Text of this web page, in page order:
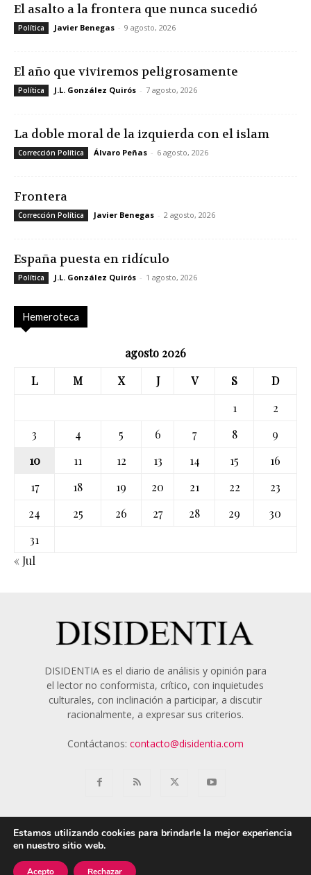
El asalto a la frontera que nunca sucedió
Política Javier Benegas - 9 agosto, 2026
El año que viviremos peligrosamente
Política J.L. González Quirós - 7 agosto, 2026
La doble moral de la izquierda con el islam
Corrección Política Álvaro Peñas - 6 agosto, 2026
Frontera
Corrección Política Javier Benegas - 2 agosto, 2026
España puesta en ridículo
Política J.L. González Quirós - 1 agosto, 2026
Hemeroteca
agosto 2026
L
M X J V S
D
1
2
3
4 5 6 7 8
9
10
11 12 13 14 15
16
17
18 19 20 21 22
23
24
25 26 27 28 29
30
31
« Jul
DISIDENTIA es el diario de análisis y opinión para
el lector no conformista, crítico, con inquietudes
culturales, con inclinación a participar, a discutir
racionalmente, a expresar sus criterios.
Contáctanos: contacto@disidentia.com
Estamos utilizando cookies para brindarle la mejor experiencia
en nuestro sitio web.
Acepto Rechazar